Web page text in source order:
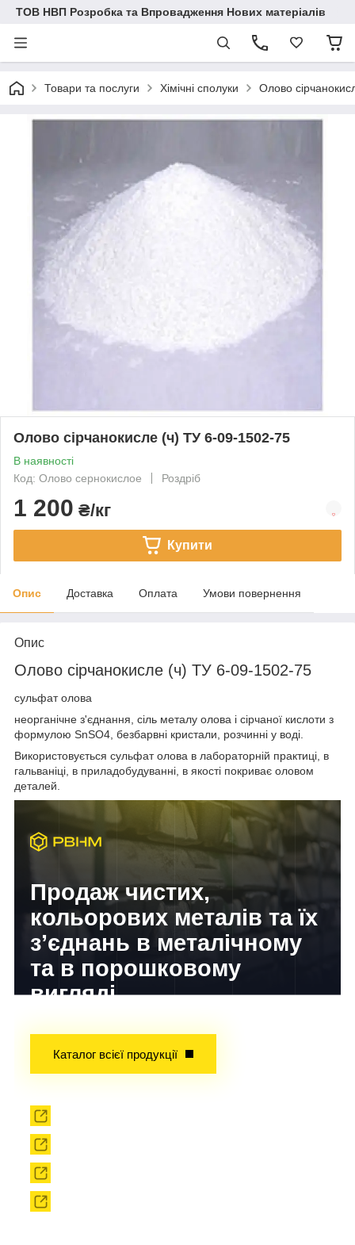
ТОВ НВП Розробка та Впровадження Нових матеріалів
Товари та послуги Хімічні сполуки Олово
Олово сірчанокисле (ч) ТУ 6-09-1502-75
В наявності
Код: Олово сернокислое
Роздріб
1 200 ₴/кг
Купити
Опис Доставка Оплата Умови повернення
Опис
Олово сірчанокисле (ч) ТУ 6-09-1502-75
сульфат олова
неорганічне з'єднання, сіль металу олова і сірчаної кислоти з
формулою SnSO4, безбарвні кристали, розчинні у воді.
Використовується сульфат олова в лабораторній практиці, в
гальваніці, в приладобудуванні, в якості покриває оловом
деталей.
Продаж чистих,
кольорових металів та їх
з’єднань в металічному
та в порошковому
вигляді
Каталог всієї продукції